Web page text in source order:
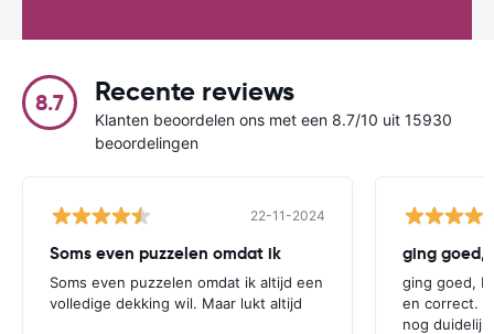
8.7 Recente reviews
Klanten beoordelen ons met een 8.7/10 uit 15930
beoordelingen
22-11-2024
Soms even puzzelen omdat ik
Soms even puzzelen omdat ik altijd een
volledige dekking wil. Maar lukt altijd
ging goed,
en correct.
nog